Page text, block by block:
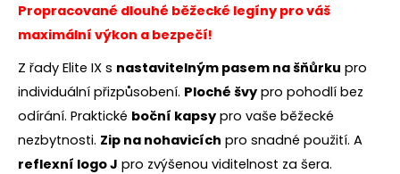
Propracované dlouhé běžecké legíny pro váš
maximální výkon a bezpečí!
Z řady Elite IX s nastavitelným pasem na šňůrku pro
individuální přizpůsobení. Ploché švy pro pohodlí bez
odírání. Praktické boční kapsy pro vaše běžecké
nezbytnosti. Zip na nohavicích pro snadné použití. A
reflexní logo J pro zvýšenou viditelnost za šera.
u
č
u
j
e
m
e